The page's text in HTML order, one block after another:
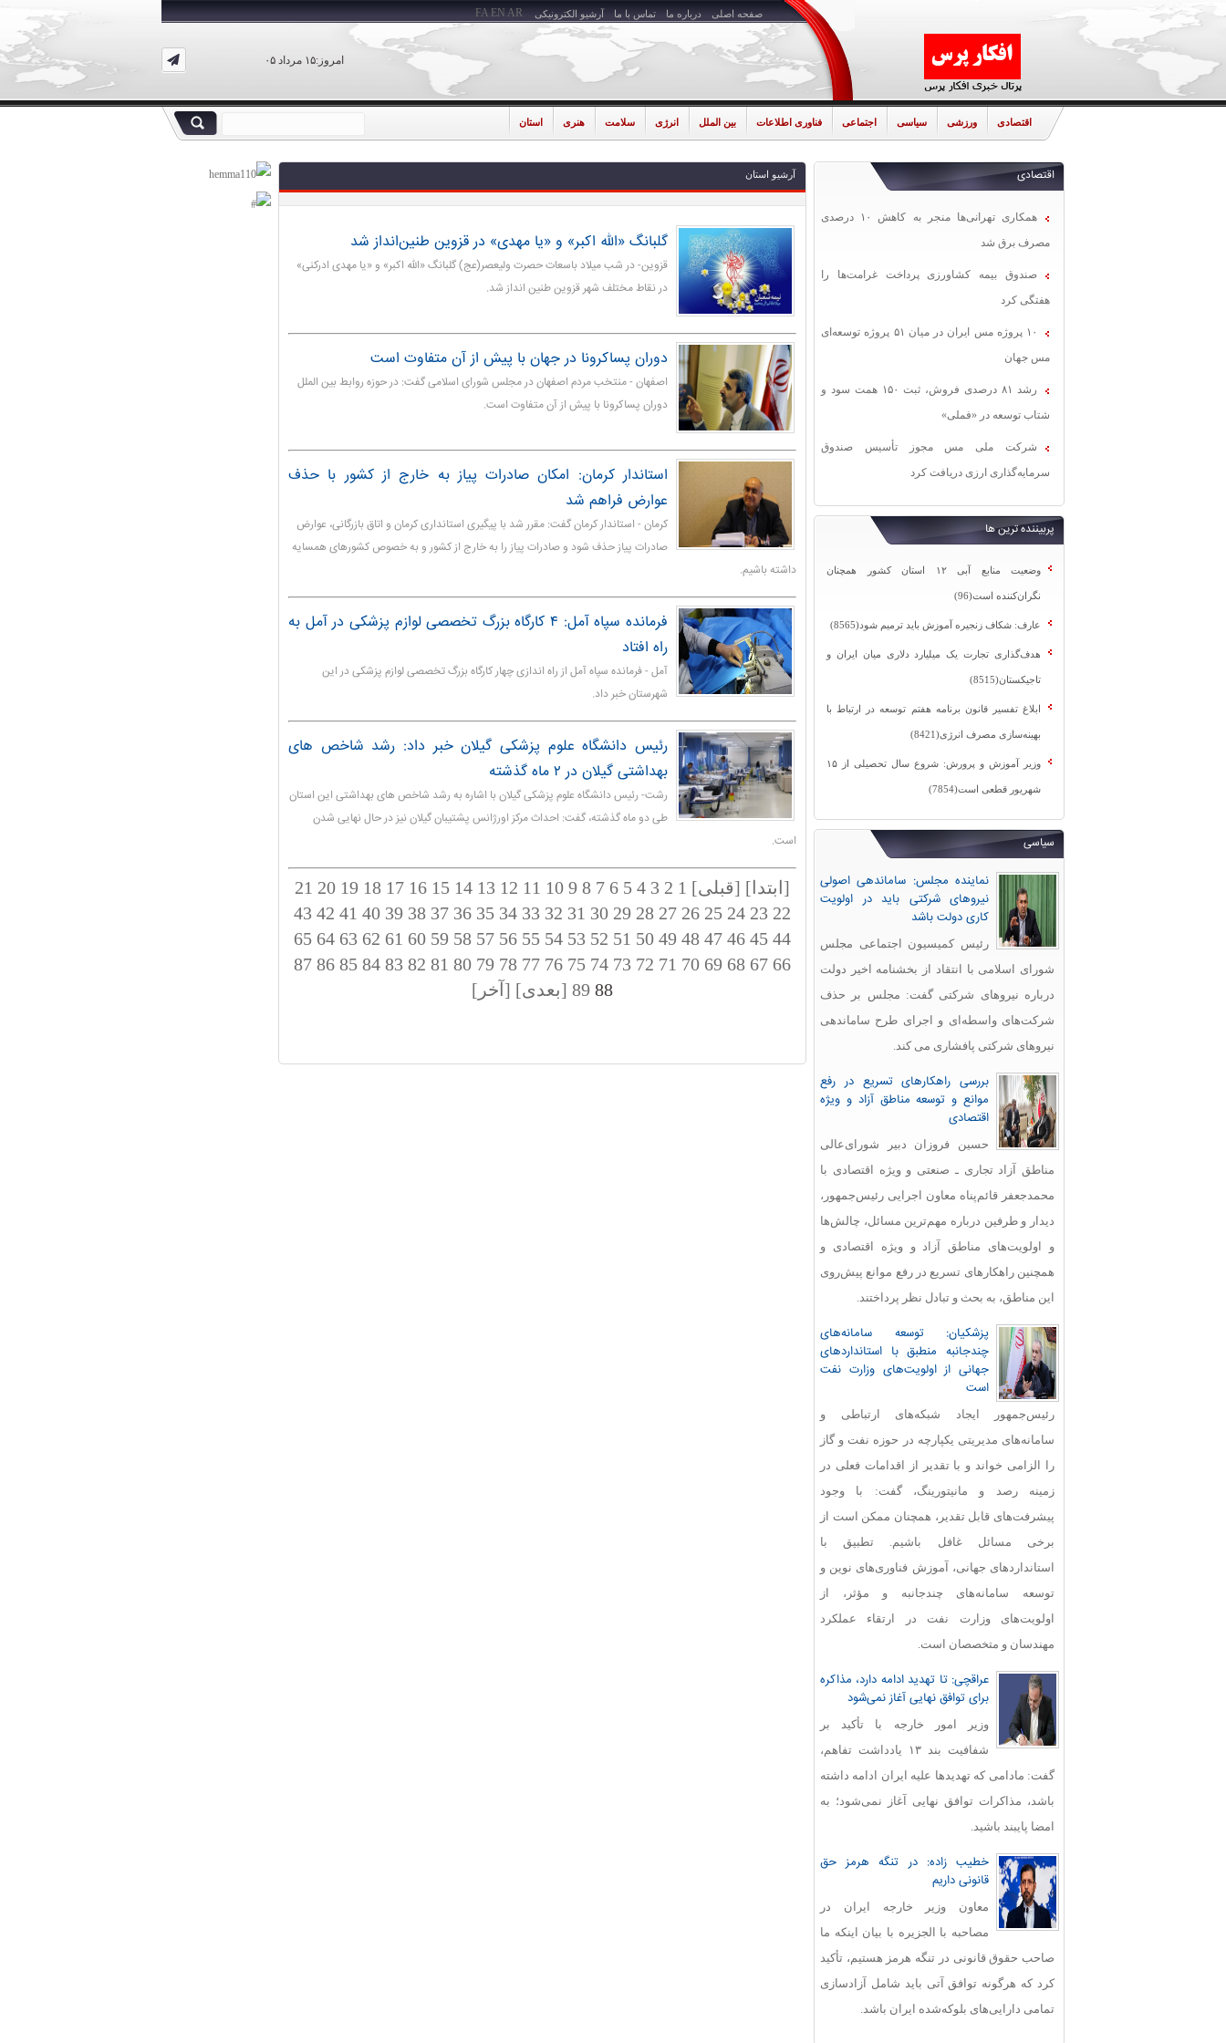
صفحه اصلی درباره ما تماس با ما آرشیو الکترونیکی
امروز:۱۵ مرداد ۰۵
FA EN AR
اقتصادی ورزشی سیاسی اجتماعی فناوری اطلاعات بین الملل انرژی سلامت هنری استان
اقتصادی
همکاری تهرانی‌ها منجر به کاهش ۱۰ درصدی
مصرف برق شد
صندوق بیمه کشاورزی پرداخت غرامت‌ها را
هفتگی کرد
۱۰ پروژه مس ایران در میان ۵۱ پروژه توسعه‌ای
مس جهان
رشد ۸۱ درصدی فروش، ثبت ۱۵۰ همت سود و
شتاب توسعه در «فملی»
شرکت ملی مس مجوز تأسیس صندوق
سرمایه‌گذاری ارزی دریافت کرد
پربیننده ترین ها
وضعیت منابع آبی ۱۲ استان کشور همچنان
نگران‌کننده است(96)
عارف: شکاف زنجیره آموزش باید ترمیم شود(8565)
هدف‌گذاری تجارت یک میلیارد دلاری میان ایران و
تاجیکستان(8515)
ابلاغ تفسیر قانون برنامه هفتم توسعه در ارتباط با
بهینه‌سازی مصرف انرژی(8421)
وزیر آموزش و پرورش: شروع سال تحصیلی از ۱۵
شهریور قطعی است(7854)
سیاسی
نماینده مجلس: ساماندهی اصولی
نیروهای شرکتی باید در اولویت
کاری دولت باشد
رئیس کمیسیون اجتماعی مجلس
شورای اسلامی با انتقاد از بخشنامه اخیر دولت
درباره نیروهای شرکتی گفت: مجلس بر حذف
شرکت‌های واسطه‌ای و اجرای طرح ساماندهی
نیروهای شرکتی پافشاری می کند.
بررسی راهکارهای تسریع در رفع
موانع و توسعه مناطق آزاد و ویژه
اقتصادی
حسین فروزان دبیر شورای‌عالی
مناطق آزاد تجاری ـ صنعتی و ویژه اقتصادی با
محمدجعفر قائم‌پناه معاون اجرایی رئیس‌جمهور،
دیدار و طرفین درباره مهم‌ترین مسائل، چالش‌ها
و اولویت‌های مناطق آزاد و ویژه اقتصادی و
همچنین راهکارهای تسریع در رفع موانع پیش‌روی
این مناطق، به بحث و تبادل نظر پرداختند.
پزشکیان: توسعه سامانه‌های
چندجانبه منطبق با استانداردهای
جهانی از اولویت‌های وزارت نفت
است
رئیس‌جمهور ایجاد شبکه‌های ارتباطی و
سامانه‌های مدیریتی یکپارچه در حوزه نفت و گاز
را الزامی خواند و با تقدیر از اقدامات فعلی در
زمینه رصد و مانیتورینگ، گفت: با وجود
پیشرفت‌های قابل‌ تقدیر، همچنان ممکن است از
برخی مسائل غافل باشیم. تطبیق با
استانداردهای جهانی، آموزش فناوری‌های نوین و
توسعه سامانه‌های چندجانبه و مؤثر، از
اولویت‌های وزارت نفت در ارتقاء عملکرد
مهندسان و متخصصان است.
عراقچی: تا تهدید ادامه دارد، مذاکره
برای توافق نهایی آغاز نمی‌شود
وزیر امور خارجه با تأکید بر
شفافیت بند ۱۳ یادداشت تفاهم،
گفت: مادامی که تهدیدها علیه ایران ادامه داشته
باشد، مذاکرات توافق نهایی آغاز نمی‌شود؛ به
امضا پایبند باشید.
خطیب زاده: در تنگه هرمز حق
قانونی داریم
معاون وزیر خارجه ایران در
مصاحبه با الجزیره با بیان اینکه ما
صاحب حقوق قانونی در تنگه هرمز هستیم، تأکید
کرد که هرگونه توافق آتی باید شامل آزادسازی
تمامی دارایی‌های بلوکه‌شده ایران باشد.
آرشیو استان
گلبانگ «الله اکبر» و «یا مهدی» در قزوین طنین‌انداز شد
قزوین- در شب میلاد باسعات حصرت ولیعصر(عج) گلبانگ «الله اکبر» و «یا مهدی ادرکنی»
در نقاط مختلف شهر قزوین طنین انداز شد.
دوران پساکرونا در جهان با پیش از آن متفاوت است
اصفهان - منتخب مردم اصفهان در مجلس شورای اسلامی گفت: در حوزه روابط بین الملل
دوران پساکرونا با پیش از آن متفاوت است.
استاندار کرمان: امکان صادرات پیاز به خارج از کشور با حذف
عوارض فراهم شد
کرمان - استاندار کرمان گفت: مقرر شد با پیگیری استانداری کرمان و اتاق بازرگانی، عوارض
صادرات پیاز حذف شود و صادرات پیاز را به خارج از کشور و به خصوص کشورهای همسایه
داشته باشیم.
فرمانده سپاه آمل: ۴ کارگاه بزرگ تخصصی لوازم پزشکی در آمل به
راه افتاد
آمل - فرمانده سپاه آمل از راه اندازی چهار کارگاه بزرگ تخصصی لوازم پزشکی در این
شهرستان خبر داد.
رئیس دانشگاه علوم پزشکی گیلان خبر داد: رشد شاخص های
بهداشتی گیلان در ۲ ماه گذشته
رشت- رئیس دانشگاه علوم پزشکی گیلان با اشاره به رشد شاخص های بهداشتی این استان
طی دو ماه گذشته، گفت: احداث مرکز اورژانس پشتیبان گیلان نیز در حال نهایی شدن
است.
[ابتدا] [قبلی] 1
2
3
4
5
6
7
8
9
10
11
12
13
14
15
16
17
18
19
20
21
22
23
24
25
26
27
28
29
30
31
32
33
34
35
36
37
38
39
40
41
42
43
44
45
46
47
48
49
50
51
52
53
54
55
56
57
58
59
60
61
62
63
64
65
66
67
68
69
70
71
72
73
74
75
76
77
78
79
80
81
82
83
84
85
86
87
88
89 [بعدی] [آخر]